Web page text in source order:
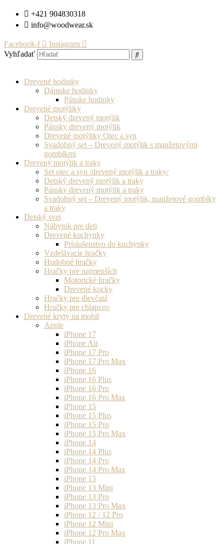
Preskočiť+421 904830318
info@woodwear.sk
Facebook-f
Instagram
Vyhľadať
Drevené hodinky
Dámske hodinky
Pánske hodinky
Drevené motýliky
Detský drevený motýlik
Pánsky drevený motýlik
Drevené motýliky Otec a syn
Svadobný set – Drevený motýlik s manžetovými
gombíkmi
Drevený motýlik a traky
Set otec a syn /drevený motýlik a traky/
Detský drevený motýlik a traky
Pánsky drevený motýlik a traky
Svadobný set – Drevený motýlik, manžetové gombíky
a traky
Detský svet
Nábytok pre deti
Drevené kuchynky
Príslušenstvo do kuchynky
Vzdelávacie hračky
Hudobné hračky
Hračky pre najmenších
Motorické hračky
Drevené kocky
Hračky pre dievčatá
Hračky pre chlapcov
Drevené kryty na mobil
Apple
iPhone 17
iPhone Air
iPhone 17 Pro
iPhone 17 Pro Max
iPhone 16
iPhone 16 Plus
iPhone 16 Pro
iPhone 16 Pro Max
iPhone 15
iPhone 15 Plus
iPhone 15 Pro
iPhone 15 Pro Max
iPhone 14
iPhone 14 Plus
iPhone 14 Pro
iPhone 14 Pro Max
iPhone 13
iPhone 13 Mini
iPhone 13 Pro
iPhone 13 Pro Max
iPhone 12 / 12 Pro
iPhone 12 Mini
iPhone 12 Pro Max
iPhone 11